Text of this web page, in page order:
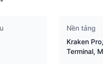
Nền tảng
Kraken
Terminal,